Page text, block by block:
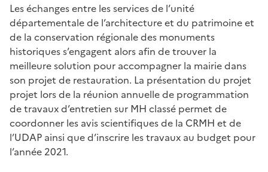
Les échanges entre les services de l’unité
départementale de l’architecture et du patrimoine et
de la conservation régionale des monuments
historiques s’engagent alors afin de trouver la
meilleure solution pour accompagner la mairie dans
son projet de restauration. La présentation du projet
projet lors de la réunion annuelle de programmation
de travaux d’entretien sur MH classé permet de
coordonner les avis scientifiques de la CRMH et de
l’UDAP ainsi que d’inscrire les travaux au budget pour
l’année 2021.